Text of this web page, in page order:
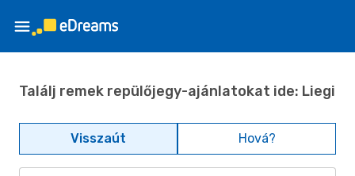
Találj remek repülőjegy-ajánlatokat ide: Liegi
Visszaút Hová?